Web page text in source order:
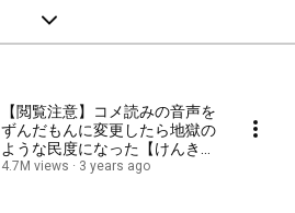
【閲覧注意】コメ読みの音声を
ずんだもんに変更したら地獄の
ような民度になった【けんき切
り抜き/オーバーウォッチ2】
4.7M views 3 years ago